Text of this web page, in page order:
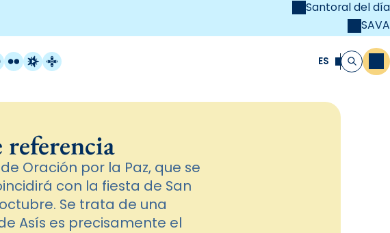
Santoral del día
SAVA
FlickrRadio Estel
Catalunya Cristiana ES Buscar
referencia
Oración por la Paz, que se
con la fiesta de San
Se trata de una
Asís es precisamente el